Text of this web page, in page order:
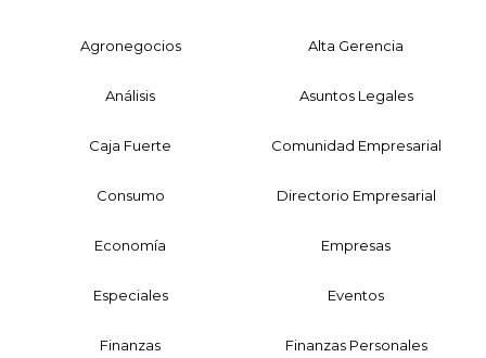
Agronegocios Alta Gerencia
Análisis Asuntos Legales
Caja Fuerte Comunidad Empresarial
Consumo Directorio Empresarial
Economía Empresas
Especiales Eventos
Finanzas Finanzas Personales